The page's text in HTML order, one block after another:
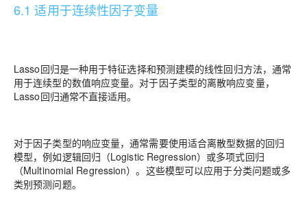
6.1 适用于连续性因子变量
Lasso回归是一种用于特征选择和预测建模的线性回归方法，通常
用于连续型的数值响应变量。对于因子类型的离散响应变量，
Lasso回归通常不直接适用。
对于因子类型的响应变量，通常需要使用适合离散型数据的回归
模型，例如逻辑回归（Logistic Regression）或多项式回归
（Multinomial Regression）。这些模型可以应用于分类问题或多
类别预测问题。